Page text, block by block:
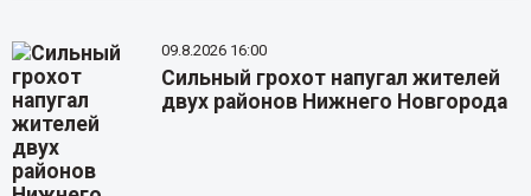
09.8.2026 16:00
Сильный грохот напугал жителей
двух районов Нижнего Новгорода